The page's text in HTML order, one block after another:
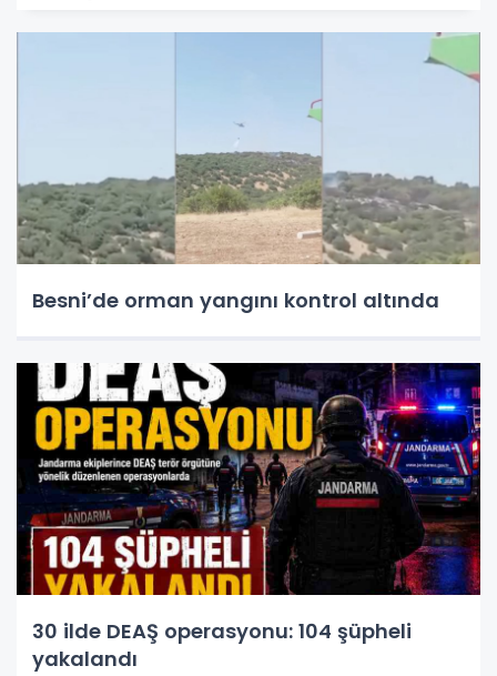
Besni’de orman yangını kontrol altında
30 ilde DEAŞ operasyonu: 104 şüpheli
yakalandı